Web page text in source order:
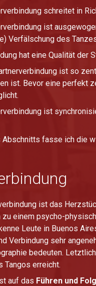
schreitet in
ist
Verfälschung des
hat eine Qualität der
ist so
ist. Bevor eine perfekt
ist
Abschnitts fasse ich die
ist das
einem psycho-
Leute in Buenos
Verbindung sehr
bedeuten.
Tangos erreicht.
auf das Führen und